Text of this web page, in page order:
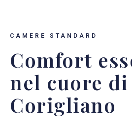
CAMERE STANDARD
Comfort
nel cuore di
Corigliano